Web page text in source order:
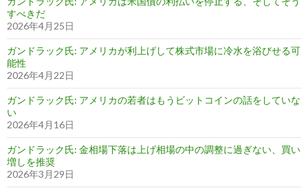
すべきだ
2026年4月25日
ガンドラック氏: アメリカが利上げして株式市場に冷水を浴びせる可
能性
2026年4月22日
ガンドラック氏: アメリカの若者はもうビットコインの話をしていな
い
2026年4月16日
ガンドラック氏: 金相場下落は上げ相場の中の調整に過ぎない、買い
増しを推奨
2026年3月29日